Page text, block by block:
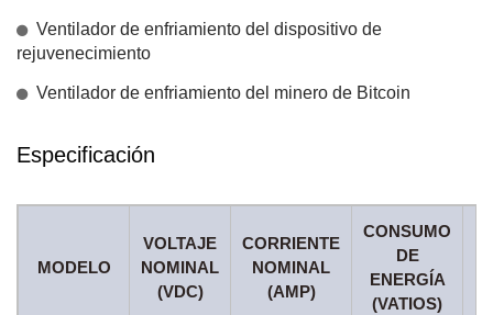
Ventilador de enfriamiento del dispositivo de
rejuvenecimiento
Ventilador de enfriamiento del minero de Bitcoin
Especificación
MODELO
VOLTAJE
NOMINAL
(VDC)
CORRIENTE
NOMINAL
(AMP)
CONSUMO
DE
ENERGÍA
(VATIOS)